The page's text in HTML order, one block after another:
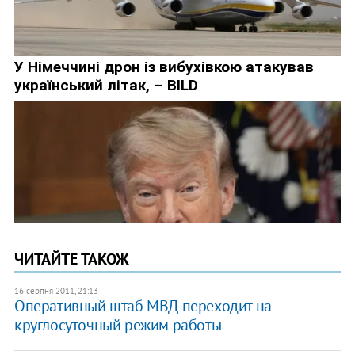
ЧИТАЙТЕ ТАКОЖ
16 серпня 2011, 21:13
Оперативный штаб МВД переходит на
круглосуточный режим работы